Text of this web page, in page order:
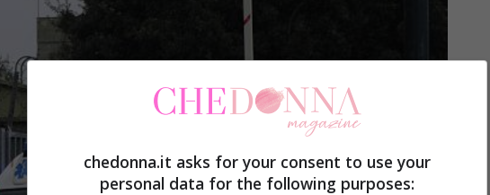
chedonna.it asks for your consent to use your
personal data for the following purposes: